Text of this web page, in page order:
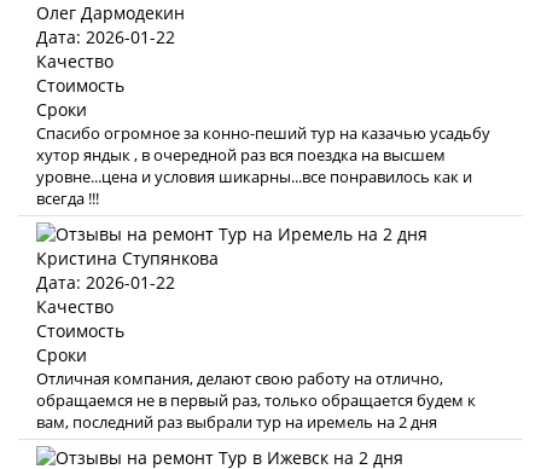
Олег Дармодекин
Дата: 2026-01-22
Качество
Стоимость
Сроки
Спасибо огромное за конно-пеший тур на казачью усадьбу
хутор яндык , в очередной раз вся поездка на высшем
уровне...цена и условия шикарны...все понравилось как и
всегда !!!
Кристина Ступянкова
Дата: 2026-01-22
Качество
Стоимость
Сроки
Отличная компания, делают свою работу на отлично,
обращаемся не в первый раз, только обращается будем к
вам, последний раз выбрали тур на иремель на 2 дня